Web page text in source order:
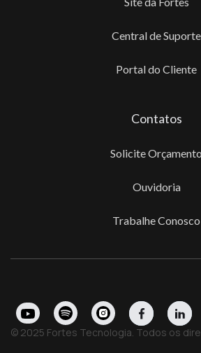
Central de Suporte
Portal do Cliente
Contatos
Solicite Orçamento
Ouvidoria
Trabalhe Conosco
© 2025 Fortes Tecnologia. Todos os